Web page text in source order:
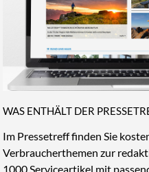
WAS ENTHÄLT DER
Im Pressetreff finden Sie
Verbraucherthemen zur
1000 Serviceartikel mit